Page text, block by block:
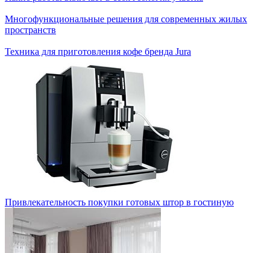
Многофункциональные решения для современных жилых
пространств
Техника для приготовления кофе бренда Jura
Привлекательность покупки готовых штор в гостиную